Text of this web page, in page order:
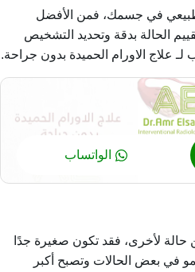
طبيعي في جسمك، فمن الأفضل
الحالة بدقة وتحديد التشخيص
لـ علاج الاورام الحميدة بدون جراحة.
الواتساب
حالة لأخرى، فقد تكون صغيرة جدًا
في بعض الحالات وتصبح أكبر